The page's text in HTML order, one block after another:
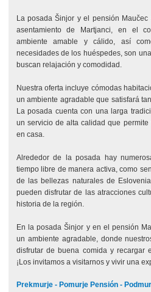
La posada Šinjor y el pensión
asentamiento de Martjanci, en el
ambiente amable y cálido, así
necesidades de los huéspedes, son
buscan relajación y comodidad.
Nuestra oferta incluye cómodas
un ambiente agradable que satisfará
La posada cuenta con una larga
un servicio de alta calidad que
en casa.
Alrededor de la posada hay
tiempo libre de manera activa, como
de las bellezas naturales de
pueden disfrutar de las atracciones
historia de la región.
En la posada Šinjor y en el pensión
un ambiente agradable, donde
disfrutar de buena comida y recargar
¡Los invitamos a visitarnos y vivir una
Prekmurje - Pomurje Pensión -